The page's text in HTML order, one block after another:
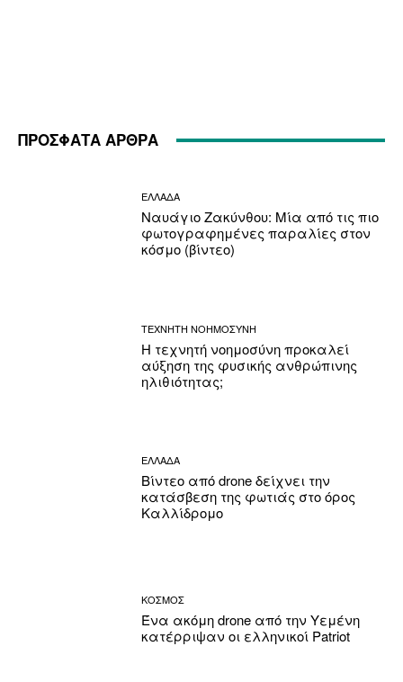
ΠΡΟΣΦΑΤΑ ΑΡΘΡΑ
ΕΛΛΑΔΑ
Ναυάγιο Ζακύνθου: Μία από τις πιο
φωτογραφημένες παραλίες στον
κόσμο (βίντεο)
ΤΕΧΝΗΤΗ ΝΟΗΜΟΣΥΝΗ
Η τεχνητή νοημοσύνη προκαλεί
αύξηση της φυσικής ανθρώπινης
ηλιθιότητας;
ΕΛΛΑΔΑ
Βίντεο από drone δείχνει την
κατάσβεση της φωτιάς στο όρος
Καλλίδρομο
ΚΟΣΜΟΣ
Ένα ακόμη drone από την Υεμένη
κατέρριψαν οι ελληνικοί Patriot